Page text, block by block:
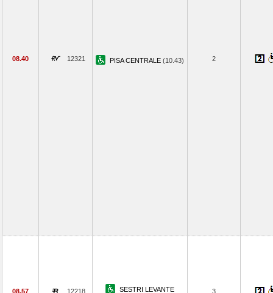
08.40 12321 PISA CENTRALE (10.43) 2
08.57 12218 SESTRI LEVANTE 3